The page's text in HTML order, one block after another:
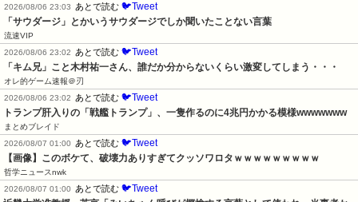
2026/08/06 23:03
あとで読む 🐦Tweet
「サウダージ」とかいうサウダージでしか聞いたことない言葉
流速VIP
2026/08/06 23:02
あとで読む 🐦Tweet
「キム兄」こと木村祐一さん、誰だか分からないくらい激変してしまう・・・
オレ的ゲーム速報＠刃
2026/08/06 23:02
あとで読む 🐦Tweet
トランプ肝入りの「戦艦トランプ」、一隻作るのに4兆円かかる模様wwwwwww
まとめブレイド
2026/08/07 01:00
あとで読む 🐦Tweet
【画像】このボケて、破壊力ありすぎてクッソワロタｗｗｗｗｗｗｗｗｗ
哲学ニュースnwk
2026/08/07 01:00
あとで読む 🐦Tweet